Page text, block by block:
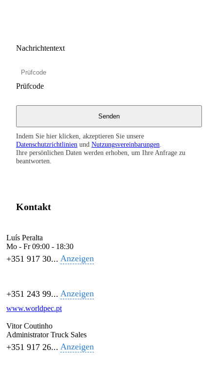
Nachrichtentext
Prüfcode
Indem Sie hier klicken, akzeptieren Sie unsere
Datenschutzrichtlinien und Nutzungsvereinbarungen.
Ihre persönlichen Daten werden erhoben, um Ihre Anfrage zu
beantworten.
Kontakt
Luís Peralta
Mo - Fr09:00 - 18:30
+351 917 30... Anzeigen
+351 243 99... Anzeigen
www.worldpec.pt
Vitor Coutinho
Administrator Truck Sales
+351 917 26... Anzeigen